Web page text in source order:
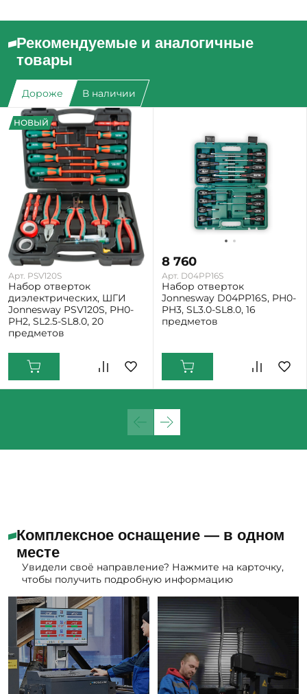
Рекомендуемые и аналогичные
товары
Дороже В наличии
НОВЫЙ
17 660
Арт. PSV120S
Набор отверток
диэлектрических, ШГИ
Jonnesway PSV120S, PH0-
PH2, SL2.5-SL8.0, 20
предметов
8 760
Арт. D04PP16S
Набор отверток
Jonnesway D04PP16S, PH0-
PH3, SL3.0-SL8.0, 16
предметов
Комплексное оснащение — в одном
месте
Увидели своё направление? Нажмите на карточку,
чтобы получить подробную информацию